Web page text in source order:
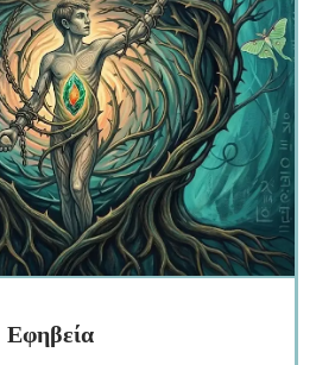
Εφηβεία